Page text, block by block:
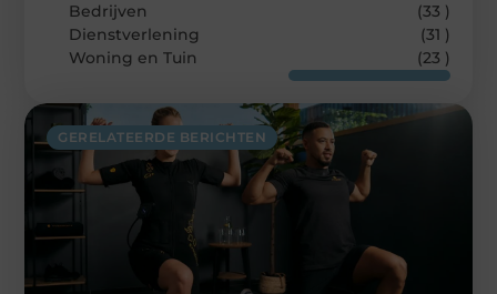
GERELATEERDE BERICHTEN
Bedrijven
(33 )
Dienstverlening
(31 )
Woning en Tuin
(23 )